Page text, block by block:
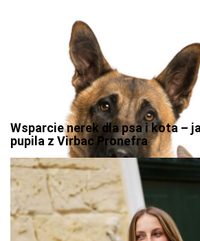
Wsparcie nerek dla psa i kota –
pupila z Virbac Pronefra